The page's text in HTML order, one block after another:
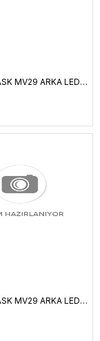
RAPTOR KASK MV29 ARKA LED LAMBALI FILELI GRI/KOYU GRI XL BEDEN
RAPTOR KASK MV29 ARKA LED LAMBALI FILELI LIME L BEDEN